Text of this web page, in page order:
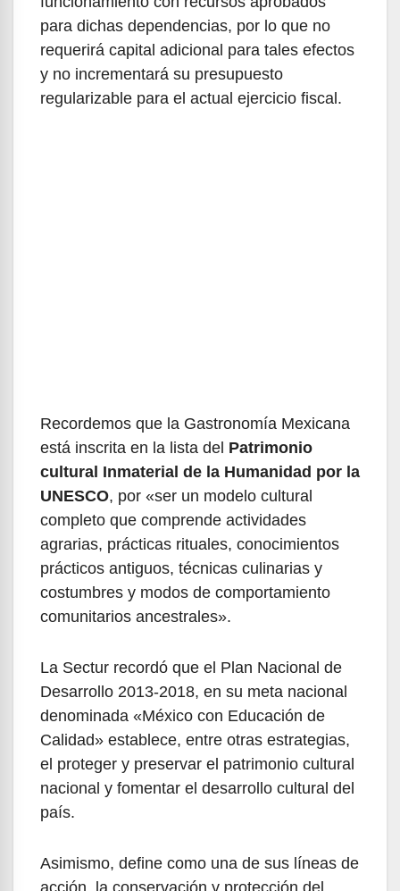
para dichas dependencias, por lo que no
requerirá capital adicional para tales efectos
y no incrementará su presupuesto
regularizable para el actual ejercicio fiscal.
Recordemos que la Gastronomía Mexicana
está inscrita en la lista del Patrimonio
cultural Inmaterial de la Humanidad por la
UNESCO, por «ser un modelo cultural
completo que comprende actividades
agrarias, prácticas rituales, conocimientos
prácticos antiguos, técnicas culinarias y
costumbres y modos de comportamiento
comunitarios ancestrales».
La Sectur recordó que el Plan Nacional de
Desarrollo 2013-2018, en su meta nacional
denominada «México con Educación de
Calidad» establece, entre otras estrategias,
el proteger y preservar el patrimonio cultural
nacional y fomentar el desarrollo cultural del
país.
Asimismo, define como una de sus líneas de
acción, la conservación y protección del